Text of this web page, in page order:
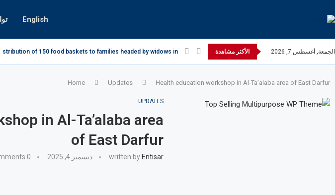
English
الجمعة, أغسطس 7, 2026 الأكثر مشاهدة Distribution of 150 food baskets to families headed by widows in...
Home Updates Health education workshop in Al-Ta’alaba area of ​​East Darfur
UPDATES
in Al-Ta’alaba area
of ​​East Darfur
written by Entisar ديسمبر 4, 2025 0 comments